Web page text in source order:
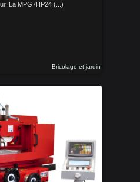
La MPG7HP24 (...)
Bricolage et jardin